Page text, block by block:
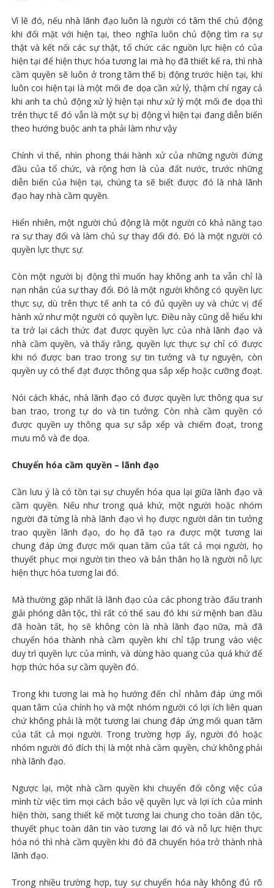
Vì lẽ đó, nếu nhà lãnh đạo luôn là người có tâm thế chủ động
khi đối mặt với hiện tại, theo nghĩa luôn chủ động tìm ra sự
thật và kết nối các sự thật, tổ chức các nguồn lực hiện có của
hiện tại để hiện thực hóa tương lai mà họ đã thiết kế ra, thì nhà
cầm quyền sẽ luôn ở trong tâm thế bị động trước hiện tại, khi
luôn coi hiện tại là một mối đe dọa cần xử lý, thậm chí ngay cả
khi anh ta chủ động xử lý hiện tại như xử lý một mối đe dọa thì
trên thực tế đó vẫn là một sự bị động vì hiện tại đang diễn biến
theo hướng buộc anh ta phải làm như vậy
Chính vì thế, nhìn phong thái hành xử của những người đứng
đầu của tổ chức, và rộng hơn là của đất nước, trước những
diễn biến của hiện tại, chúng ta sẽ biết được đó là nhà lãnh
đạo hay nhà cầm quyền.
Hiển nhiên, một người chủ động là một người có khả năng tạo
ra sự thay đổi và làm chủ sự thay đổi đó. Đó là một người có
quyền lực thực sự.
Còn một người bị động thì muốn hay không anh ta vẫn chỉ là
nạn nhân của sự thay đổi. Đó là một người không có quyền lực
thực sự, dù trên thực tế anh ta có đủ quyền uy và chức vị để
hành xử như một người có quyền lực. Điều này cũng dễ hiểu khi
ta trở lại cách thức đạt được quyền lực của nhà lãnh đạo và
nhà cầm quyền, và thấy rằng, quyền lực thực sự chỉ có được
khi nó được ban trao trong sự tin tưởng và tự nguyện, còn
quyền uy có thể đạt được thông qua sắp xếp hoặc cưỡng đoạt.
Nói cách khác, nhà lãnh đạo có được quyền lực thông qua sự
ban trao, trong tự do và tin tưởng. Còn nhà cầm quyền có
được quyền uy thông qua sự sắp xếp và chiếm đoạt, trong
mưu mô và đe dọa.
Chuyển hóa cầm quyền – lãnh đạo
Cần lưu ý là có tồn tại sự chuyển hóa qua lại giữa lãnh đạo và
cầm quyền. Nếu như trong quá khứ, một người hoặc nhóm
người đã từng là nhà lãnh đạo vì họ được người dân tin tưởng
trao quyền lãnh đạo, do họ đã tạo ra được một tương lai
chung đáp ứng được mối quan tâm của tất cả mọi người, họ
thuyết phục mọi người tin theo và bản thân họ là người nỗ lực
hiện thực hóa tương lai đó.
Mà thường gặp nhất là lãnh đạo của các phong trào đấu tranh
giải phóng dân tộc, thì rất có thể sau đó khi sứ mệnh ban đầu
đã hoàn tất, họ sẽ không còn là nhà lãnh đạo nữa, mà đã
chuyển hóa thành nhà cầm quyền khi chỉ tập trung vào việc
duy trì quyền lực của mình, và dùng hào quang của quá khứ để
hợp thức hóa sự cầm quyền đó.
Trong khi tương lai mà họ hướng đến chỉ nhằm đáp ứng mối
quan tâm của chính họ và một nhóm người có lợi ích liên quan
chứ không phải là một tương lai chung đáp ứng mối quan tâm
của tất cả mọi người. Trong trường hợp ấy, người đó hoặc
nhóm người đó đích thị là một nhà cầm quyền, chứ không phải
nhà lãnh đạo.
Ngược lại, một nhà cầm quyền khi chuyển đổi công việc của
mình từ việc tìm mọi cách bảo vệ quyền lực và lợi ích của mình
hiện thời, sang thiết kế một tương lai chung cho toàn dân tộc,
thuyết phục toàn dân tin vào tương lai đó và nỗ lực hiện thực
hóa nó thì nhà cầm quyền khi đó đã chuyển hóa trở thành nhà
lãnh đạo.
Trong nhiều trường hợp, tuy sự chuyển hóa này không đủ rõ